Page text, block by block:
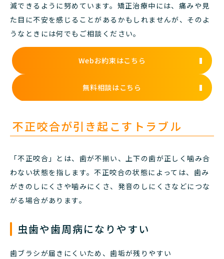
減できるように努めています。矯正治療中には、痛みや見
た目に不安を感じることがあるかもしれませんが、そのよ
うなときには何でもご相談ください。
Webお約束はこちら
無料相談はこちら
不正咬合が引き起こすトラブル
「不正咬合」とは、歯が不揃い、上下の歯が正しく噛み合
わない状態を指します。不正咬合の状態によっては、歯み
がきのしにくさや噛みにくさ、発音のしにくさなどにつな
がる場合があります。
虫歯や歯周病になりやすい
歯ブラシが届きにくいため、歯垢が残りやすい